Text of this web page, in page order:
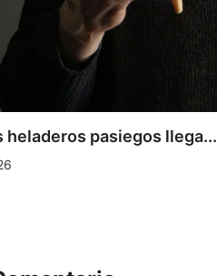
heladeros pasiegos llega...